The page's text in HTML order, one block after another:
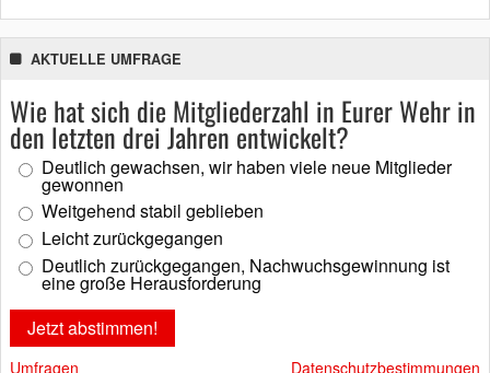
AKTUELLE UMFRAGE
Wie hat sich die Mitgliederzahl in Eurer Wehr in
den letzten drei Jahren entwickelt?
Deutlich gewachsen, wir haben viele neue Mitglieder
gewonnen
Weitgehend stabil geblieben
Leicht zurückgegangen
Deutlich zurückgegangen, Nachwuchsgewinnung ist
eine große Herausforderung
Umfragen Datenschutzbestimmungen